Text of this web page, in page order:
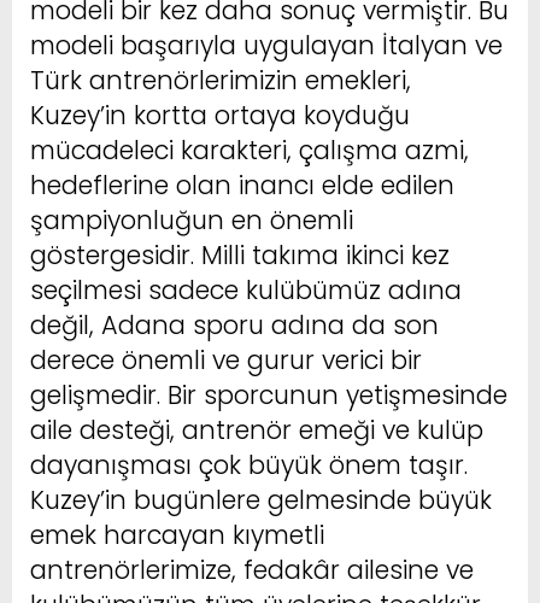
modeli bir kez daha sonuç vermiştir. Bu
modeli başarıyla uygulayan İtalyan ve
Türk antrenörlerimizin emekleri,
Kuzey’in kortta ortaya koyduğu
mücadeleci karakteri, çalışma azmi,
hedeflerine olan inancı elde edilen
şampiyonluğun en önemli
göstergesidir. Milli takıma ikinci kez
seçilmesi sadece kulübümüz adına
değil, Adana sporu adına da son
derece önemli ve gurur verici bir
gelişmedir. Bir sporcunun yetişmesinde
aile desteği, antrenör emeği ve kulüp
dayanışması çok büyük önem taşır.
Kuzey’in bugünlere gelmesinde büyük
emek harcayan kıymetli
antrenörlerimize, fedakâr ailesine ve